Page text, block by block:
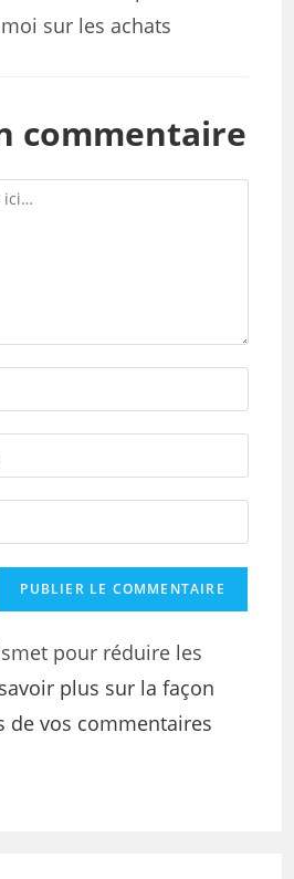
sur les achats
commentaire
pour réduire les
plus sur la façon
de vos commentaires